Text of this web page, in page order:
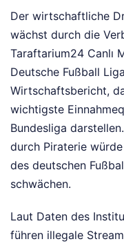
Der wirtschaftliche
wächst durch die
Taraftarium24 Canlı
Deutsche Fußball
Wirtschaftsbericht,
wichtigste
Bundesliga
durch Piraterie
des deutschen
schwächen.
Laut Daten des
führen illegale